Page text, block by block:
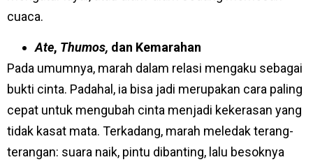
cuaca.
Ate, Thumos, dan Kemarahan
Pada umumnya, marah dalam relasi mengaku sebagai
bukti cinta. Padahal, ia bisa jadi merupakan cara paling
cepat untuk mengubah cinta menjadi kekerasan yang
tidak kasat mata. Terkadang, marah meledak terang-
terangan: suara naik, pintu dibanting, lalu besoknya